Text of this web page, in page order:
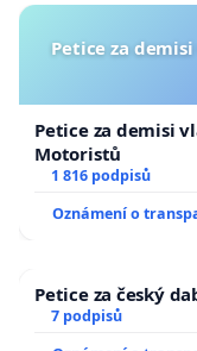
Petice za
Petice za demisi
Motoristů
1 816 podpisů
Oznámení o
Petice za český
7 podpisů